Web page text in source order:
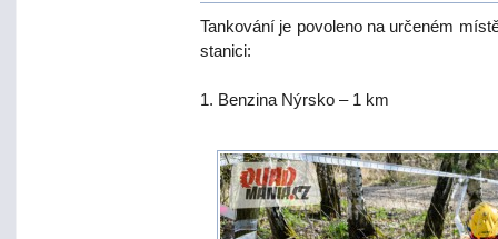
Tankování je povoleno na určeném
stanici:
1. Benzina Nýrsko – 1 km